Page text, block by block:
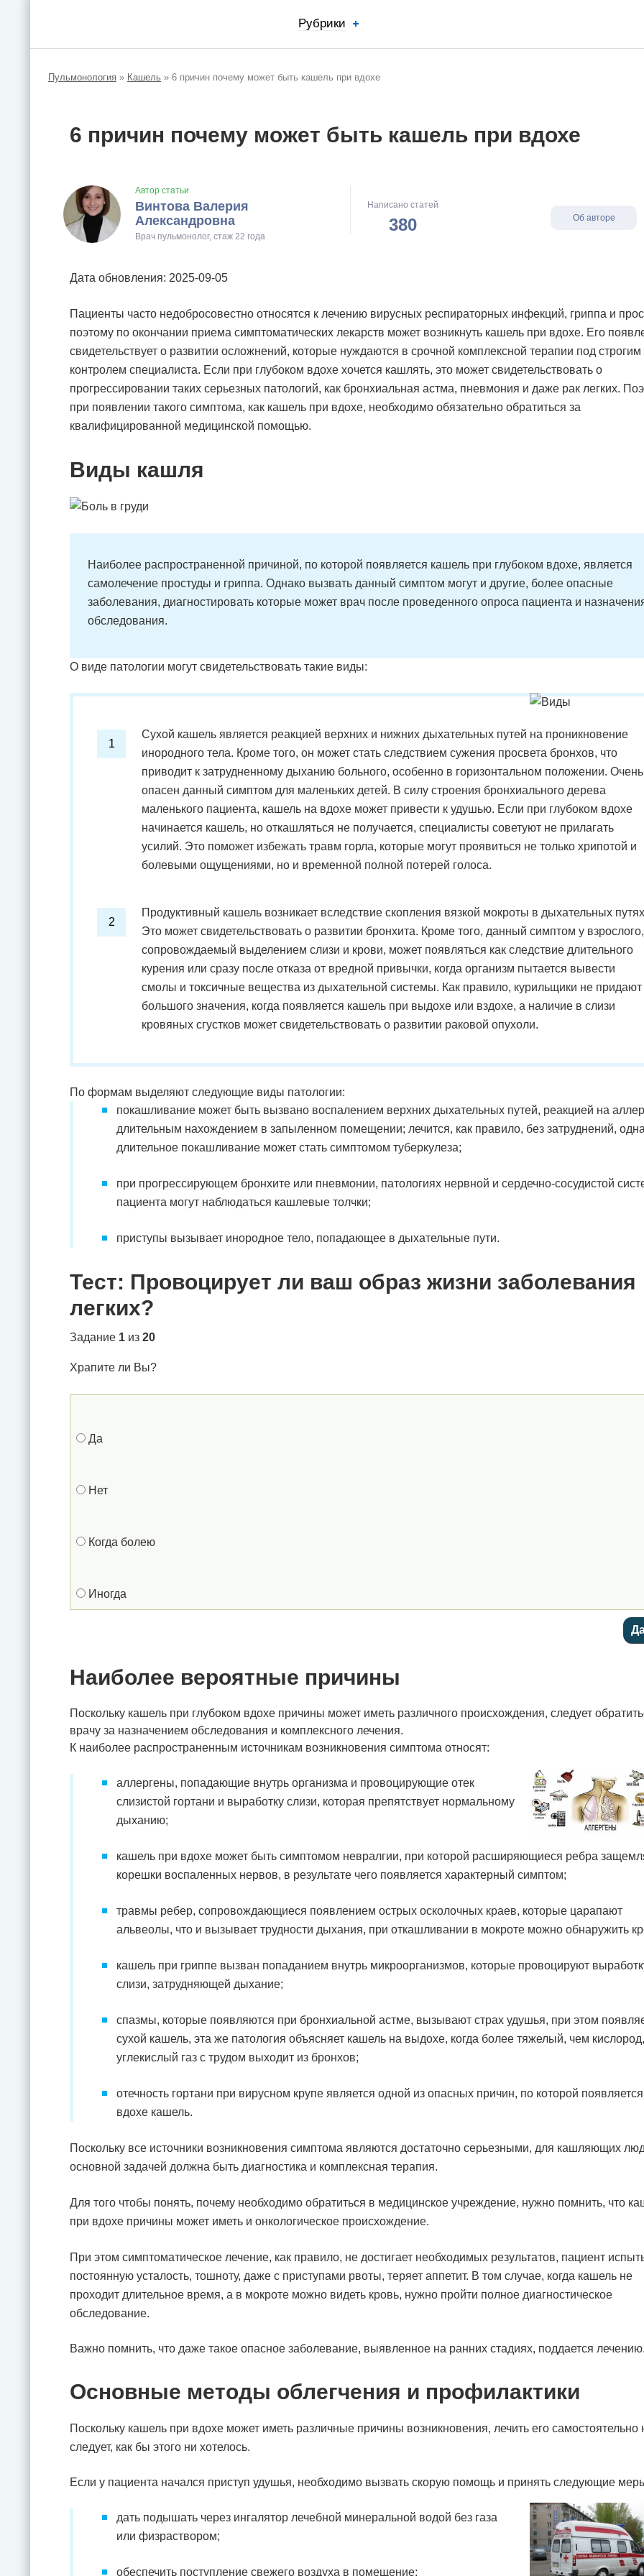
Рубрики
Пульмонология » Кашель » 6 причин почему может быть кашель при вдохе
6 причин почему может быть кашель при вдохе
Автор статьи
Винтова Валерия
Александровна
Врач пульмонолог, стаж 22 года
Написано статей
380 Об авторе
Дата обновления: 2025-09-05
Пациенты часто недобросовестно относятся к лечению вирусных респираторных инфекций, гриппа и
поэтому по окончании приема симптоматических лекарств может возникнуть кашель при вдохе. Его
свидетельствует о развитии осложнений, которые нуждаются в срочной комплексной терапии под строгим
контролем специалиста. Если при глубоком вдохе хочется кашлять, это может свидетельствовать о
прогрессировании таких серьезных патологий, как бронхиальная астма, пневмония и даже рак легких.
при появлении такого симптома, как кашель при вдохе, необходимо обязательно обратиться за
квалифицированной медицинской помощью.
Виды кашля
Наиболее распространенной причиной, по которой появляется кашель при глубоком вдохе, является
самолечение простуды и гриппа. Однако вызвать данный симптом могут и другие, более опасные
заболевания, диагностировать которые может врач после проведенного опроса пациента и
обследования.
О виде патологии могут свидетельствовать такие виды:
Сухой кашель является реакцией верхних и нижних дыхательных путей на проникновение
инородного тела. Кроме того, он может стать следствием сужения просвета бронхов, что
приводит к затрудненному дыханию больного, особенно в горизонтальном положении. Очень
опасен данный симптом для маленьких детей. В силу строения бронхиального дерева
маленького пациента, кашель на вдохе может привести к удушью. Если при глубоком вдохе
начинается кашель, но откашляться не получается, специалисты советуют не прилагать
усилий. Это поможет избежать травм горла, которые могут проявиться не только хрипотой и
болевыми ощущениями, но и временной полной потерей голоса.
Продуктивный кашель возникает вследствие скопления вязкой мокроты в дыхательных
Это может свидетельствовать о развитии бронхита. Кроме того, данный симптом у взрослого,
сопровождаемый выделением слизи и крови, может появляться как следствие длительного
курения или сразу после отказа от вредной привычки, когда организм пытается вывести
смолы и токсичные вещества из дыхательной системы. Как правило, курильщики не придают
большого значения, когда появляется кашель при выдохе или вздохе, а наличие в слизи
кровяных сгустков может свидетельствовать о развитии раковой опухоли.
По формам выделяют следующие виды патологии:
покашливание может быть вызвано воспалением верхних дыхательных путей, реакцией на
длительным нахождением в запыленном помещении; лечится, как правило, без затруднений,
длительное покашливание может стать симптомом туберкулеза;
при прогрессирующем бронхите или пневмонии, патологиях нервной и сердечно-сосудистой
пациента могут наблюдаться кашлевые толчки;
приступы вызывает инородное тело, попадающее в дыхательные пути.
Тест: Провоцирует ли ваш образ жизни заболевания
легких?
Задание 1 из 20
Храпите ли Вы?
Да
Нет
Когда болею
Иногда
Наиболее вероятные причины
Поскольку кашель при глубоком вдохе причины может иметь различного происхождения, следует
врачу за назначением обследования и комплексного лечения.
К наиболее распространенным источникам возникновения симптома относят:
аллергены, попадающие внутрь организма и провоцирующие отек
слизистой гортани и выработку слизи, которая препятствует нормальному
дыханию;
кашель при вдохе может быть симптомом невралгии, при которой расширяющиеся ребра
корешки воспаленных нервов, в результате чего появляется характерный симптом;
травмы ребер, сопровождающиеся появлением острых осколочных краев, которые царапают
альвеолы, что и вызывает трудности дыхания, при откашливании в мокроте можно обнаружить
кашель при гриппе вызван попаданием внутрь микроорганизмов, которые провоцируют
слизи, затрудняющей дыхание;
спазмы, которые появляются при бронхиальной астме, вызывают страх удушья, при этом
сухой кашель, эта же патология объясняет кашель на выдохе, когда более тяжелый, чем кислород,
углекислый газ с трудом выходит из бронхов;
отечность гортани при вирусном крупе является одной из опасных причин, по которой
вдохе кашель.
Поскольку все источники возникновения симптома являются достаточно серьезными, для кашляющих
основной задачей должна быть диагностика и комплексная терапия.
Для того чтобы понять, почему необходимо обратиться в медицинское учреждение, нужно помнить, что
при вдохе причины может иметь и онкологическое происхождение.
При этом симптоматическое лечение, как правило, не достигает необходимых результатов, пациент
постоянную усталость, тошноту, даже с приступами рвоты, теряет аппетит. В том случае, когда кашель не
проходит длительное время, а в мокроте можно видеть кровь, нужно пройти полное диагностическое
обследование.
Важно помнить, что даже такое опасное заболевание, выявленное на ранних стадиях, поддается
Основные методы облегчения и профилактики
Поскольку кашель при вдохе может иметь различные причины возникновения, лечить его самостоятельно
следует, как бы этого ни хотелось.
Если у пациента начался приступ удушья, необходимо вызвать скорую помощь и принять следующие
дать подышать через ингалятор лечебной минеральной водой без газа
или физраствором;
обеспечить поступление свежего воздуха в помещение;